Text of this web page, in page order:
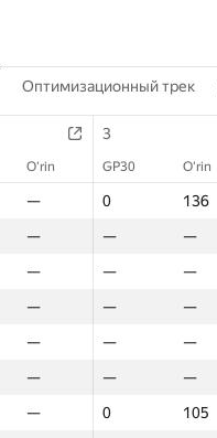
Оптимизационный трек
3
O‘rin GP30 O‘rin
— 0 136
— — —
— — —
— — —
— — —
— — —
— 0 105